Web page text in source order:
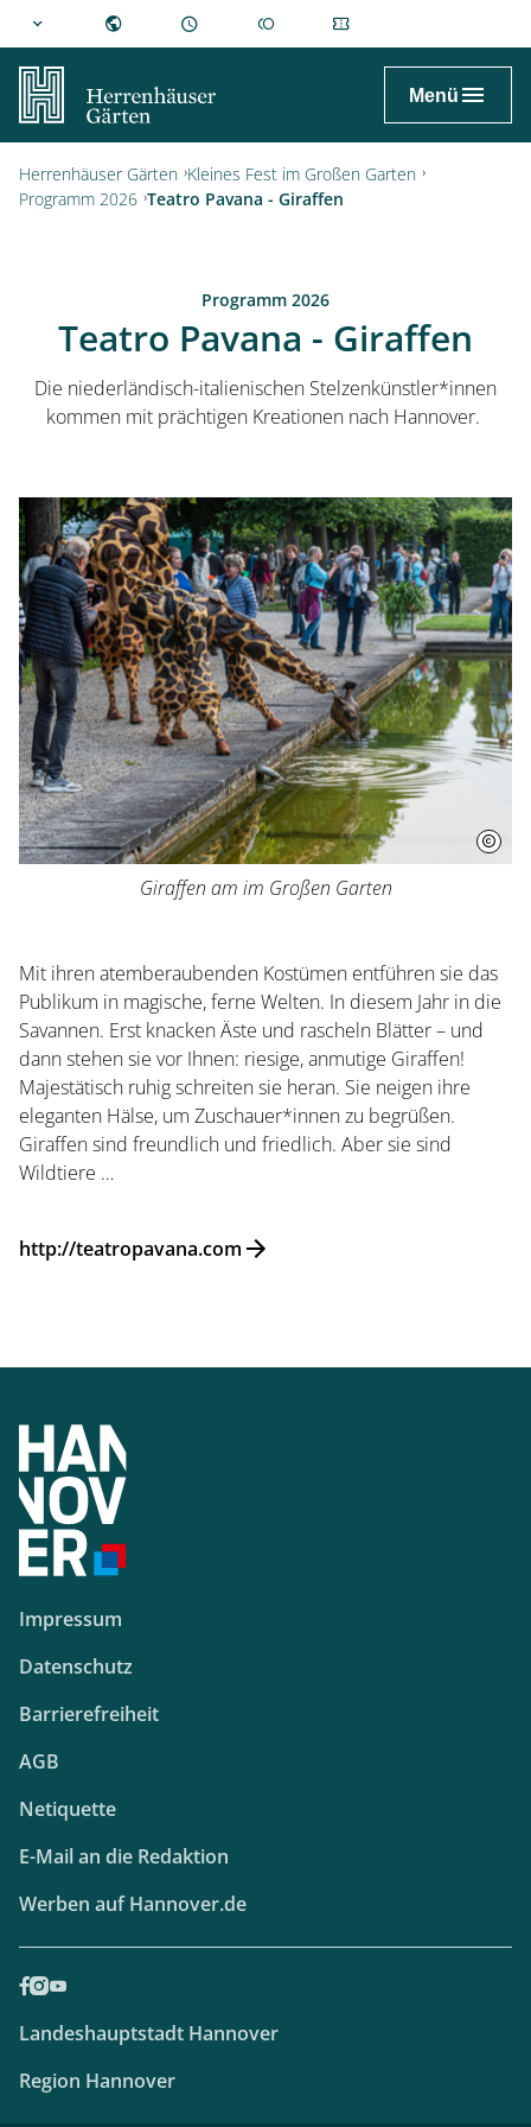
Menü
hannover.de
Besuch planen
Herrenhausen erleben
Kleines Fest im Großen Garten
Museum Schloss Herrenhausen
Service und Aktuelles
Veranstaltungen
Eintrittspreise
Ticketshop
Herrenhäuser Gärten Kleines Fest im Großen Garten
Programm 2026 Teatro Pavana - Giraffen
Programm 2026
Teatro Pavana - Giraffen
Die niederländisch-italienischen Stelzenkünstler*innen
kommen mit prächtigen Kreationen nach Hannover.
Giraffen am im Großen Garten
Mit ihren atemberaubenden Kostümen entführen sie das
Publikum in magische, ferne Welten. In diesem Jahr in die
Savannen. Erst knacken Äste und rascheln Blätter – und
dann stehen sie vor Ihnen: riesige, anmutige Giraffen!
Majestätisch ruhig schreiten sie heran. Sie neigen ihre
eleganten Hälse, um Zuschauer*innen zu begrüßen.
Giraffen sind freundlich und friedlich. Aber sie sind
Wildtiere …
http://teatropavana.com
Impressum
Datenschutz
Barrierefreiheit
AGB
Netiquette
E-Mail an die Redaktion
Werben auf Hannover.de
Landeshauptstadt Hannover
Region Hannover